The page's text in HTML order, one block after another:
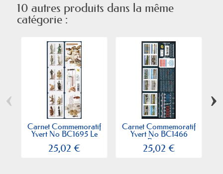
10 autres produits dans la même
catégorie :
Carnet Commemoratif
Yvert No BC1695 Le
25,02 €
Carnet Commemoratif
Yvert No BC1466
Ponts...
25,02 €
‹ ›